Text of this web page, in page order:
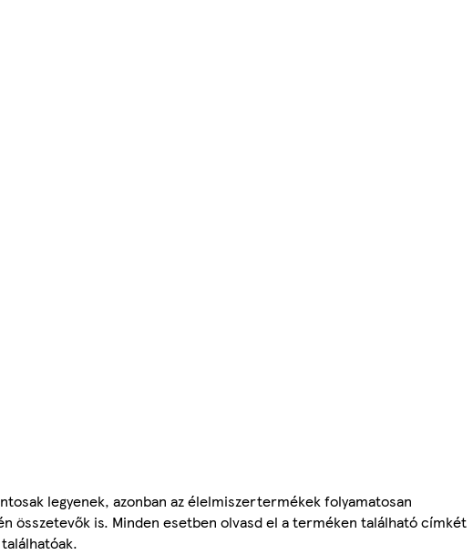
legyenek, azonban az élelmiszertermékek folyamatosan
összetevők is. Minden esetben olvasd el a terméken található címkét